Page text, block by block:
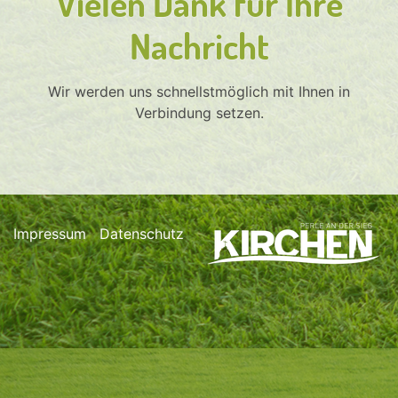
Nachricht
Wir werden uns schnellstmöglich mit Ihnen in
Verbindung setzen.
Impressum Datenschutz